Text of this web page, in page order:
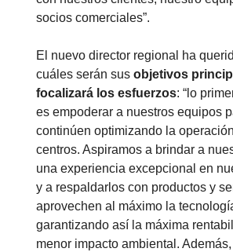
socios comerciales”.
El nuevo director regional ha
cuáles serán sus objetivos
focalizará los esfuerzos: “lo
es empoderar a nuestros equipos
continúen optimizando la
centros. Aspiramos a brindar a
una experiencia excepcional en
y a respaldarlos con productos y
aprovechen al máximo la
garantizando así la máxima
menor impacto ambiental.